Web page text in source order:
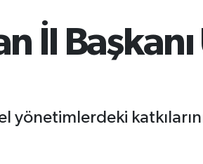
İl
yönetimlerdeki